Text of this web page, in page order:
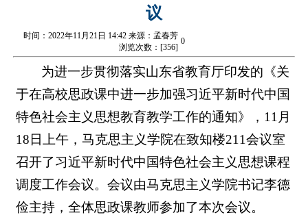
议
时间：2022年11月21日 14:42 来源：孟春芳
浏览次数：[356]
0
为进一步贯彻落实山东省教育厅印发的《关
于在高校思政课中进一步加强习近平新时代中国
特色社会主义思想教育教学工作的通知》，11月
18日上午，马克思主义学院在致知楼211会议室
召开了习近平新时代中国特色社会主义思想课程
调度工作会议。会议由马克思主义学院书记李德
俭主持，全体思政课教师参加了本次会议。